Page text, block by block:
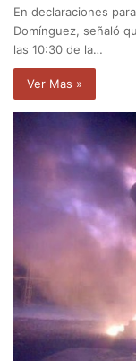
En declaraciones
Domínguez, señaló
las 10:30 de la…
Ver Mas »